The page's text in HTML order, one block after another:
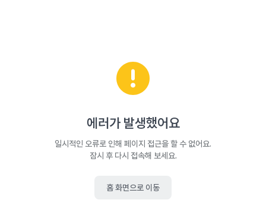
에러가 발생했어요
일시적인 오류로 인해 페이지 접근을 할 수 없어요.
잠시 후 다시 접속해 보세요.
홈 화면으로 이동